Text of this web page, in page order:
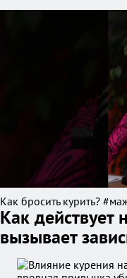
Как бросить курить?
Как действует
вызывает